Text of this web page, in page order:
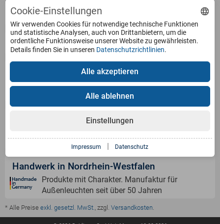
Service
Produkte
Versandinformation
Handwerk in Nordrhein-Westfalen
Produkte mit Charakter. Manufaktur für
Außenleuchten seit über 50 Jahren
* Alle Preise exkl. gesetzl. MwSt., zzgl. Versandkosten.
Cookie-Einstellungen
Wir verwenden Cookies für notwendige technische Funktionen
und statistische Analysen, auch von Drittanbietern, um die
ordentliche Funktionsweise unserer Website zu gewährleisten.
Details finden Sie in unseren Datenschutzrichtlinien.
Einstellungen
Alle ablehnen
Alle akzeptieren
Impressum Datenschutz